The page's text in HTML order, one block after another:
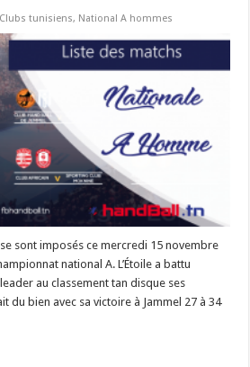
Clubs tunisiens, National A hommes
sont imposés ce mercredi 15 novembre
national A. L’Étoile a battu
au classement tan disque ses
du bien avec sa victoire à Jammel 27 à 34